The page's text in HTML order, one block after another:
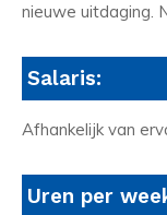
nieuwe uitdaging.
Salaris:
Afhankelijk van
Uren per